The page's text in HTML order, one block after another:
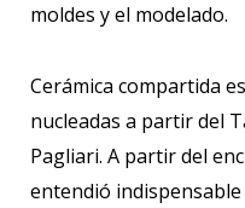
moldes y el modelado.
Cerámica compartida
nucleadas a partir del
Pagliari. A partir del
entendió